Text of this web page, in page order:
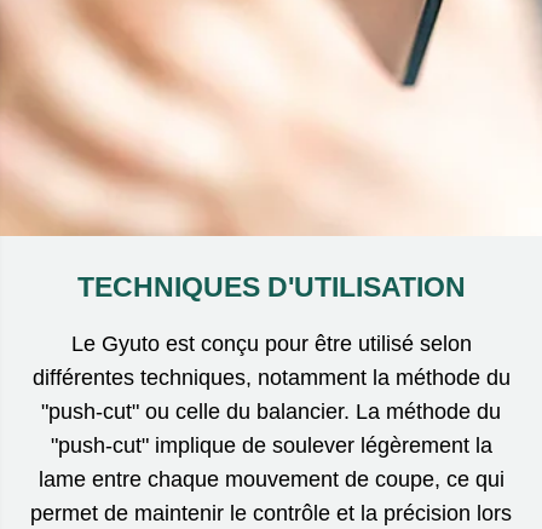
TECHNIQUES D'UTILISATION
Le Gyuto est conçu pour être utilisé selon
différentes techniques, notamment la méthode du
"push-cut" ou celle du balancier. La méthode du
"push-cut" implique de soulever légèrement la
lame entre chaque mouvement de coupe, ce qui
permet de maintenir le contrôle et la précision lors